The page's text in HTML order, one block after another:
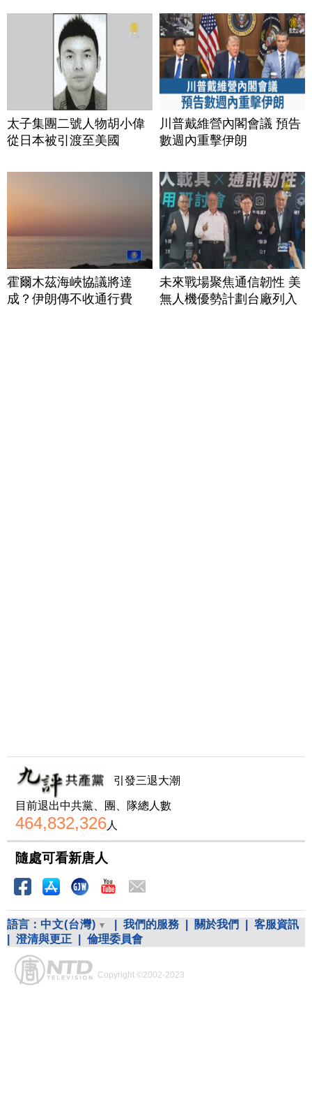
太子集團二號人物胡小偉
從日本被引渡至美國
川普戴維營內閣會議 預告
數週內重擊伊朗
霍爾木茲海峽協議將達
成？伊朗傳不收通行費
未來戰場聚焦通信韌性 美
無人機優勢計劃台廠列入
引發三退大潮
目前退出中共黨、團、隊總人數
464,832,326人
隨處可看新唐人
語言： 中文(台灣) 我們的服務 關於我們
客服資訊
澄清與更正 倫理委員會
Copyright ©2002-2023